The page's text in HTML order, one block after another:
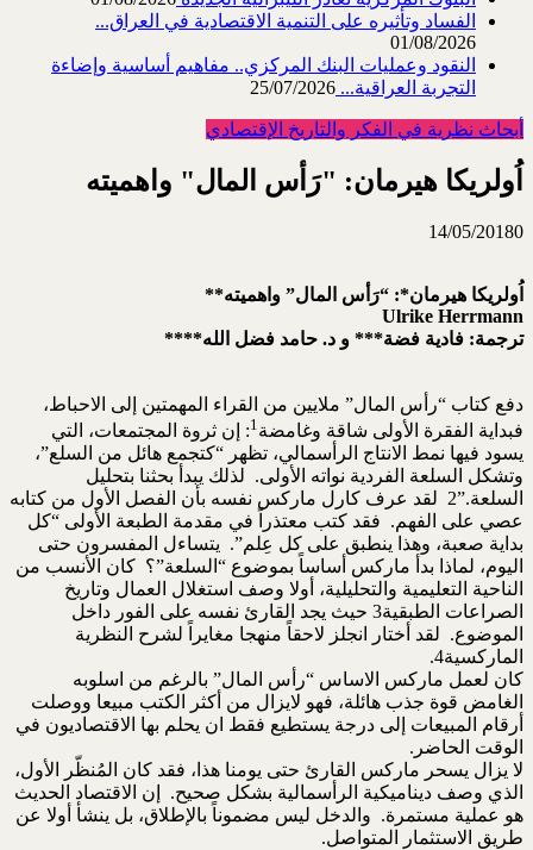
الفساد وتأثيره على التنمية الاقتصادية في العراق...
01/08/2026
النقود وعمليات البنك المركزي.. مفاهيم أساسية وإضاءة
التجربة العراقية... 25/07/2026
أبحاث نظرية في الفكر والتاريخ الإقتصادي
اُولريكا هيرمان: "رَأس المال" واهميته
14/05/20180
ولريكا هيرمان*: “رَأس المال” واهميته**
Ulrike Herrmann
ترجمة: فادية فضة*** و د. حامد فضل الله****
دفع كتاب “رأس المال” ملايين من القراء المهمتين إلى الاحباط،
فبداية الفقرة الأولى شاقة وغامضة1: إن ثروة المجتمعات، التي
يسود فيها نمط الانتاج الرأسمالي، تظهر “كتجمع هائل من السلع”،
وتشكل السلعة الفردية نواته الأولى. لذلك يبدأ بحثنا بتحليل
السلعة.”2 لقد عرف كارل ماركس نفسه بأن الفصل الأول من كتابه
عصي على الفهم. فقد كتب معتذراً في مقدمة الطبعة الأولى “كل
بداية صعبة، وهذا ينطبق على كل عِلم”. يتساءل المفسرون حتى
اليوم، لماذا بدأ ماركس أساساً بموضوع “السلعة”؟ كان الأنسب من
الناحية التعليمية والتحليلية، أولا وصف استغلال العمال وتاريخ
الصراعات الطبقية3 حيث يجد القارئ نفسه على الفور داخل
الموضوع. لقد أختار انجلز لاحقاً منهجا مغايراً لشرح النظرية
الماركسية4.
كان لعمل ماركس الاساس “رأس المال” بالرغم من اسلوبه
الغامض قوة جذب هائلة، فهو لايزال من أكثر الكتب مبيعا ووصلت
أرقام المبيعات إلى درجة يستطيع فقط ان يحلم بها الاقتصاديون في
الوقت الحاضر.
لا يزال يسحر ماركس القارئ حتى يومنا هذا، فقد كان المُنظّر الأول،
الذي وصف ديناميكية الرأسمالية بشكل صحيح. إن الاقتصاد الحديث
هو عملية مستمرة. والدخل ليس مضموناً بالإطلاق، بل ينشأ أولا عن
طريق الاستثمار المتواصل.